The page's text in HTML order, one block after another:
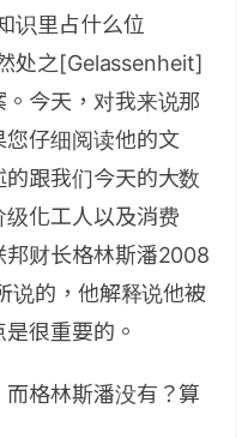
识里占什么位
处之[Gelassenheit]
今天，对我来说那
仔细阅读他的文
跟我们今天的大数
化工人以及消费
财长格林斯潘2008
说的，他解释说他被
很重要的。
而格林斯潘没有？算